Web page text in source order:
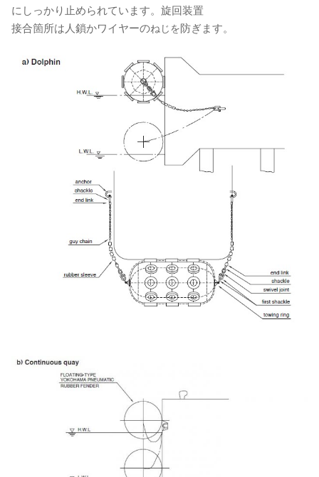
にしっかり止められています。旋回装置
接合箇所は人鎖かワイヤーのねじを防ぎます。